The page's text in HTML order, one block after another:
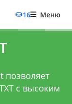
16 Меню
позволяет
с высоким